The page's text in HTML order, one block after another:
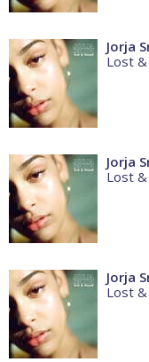
Jorja
Lost
Jorja
Lost
Jorja
Lost